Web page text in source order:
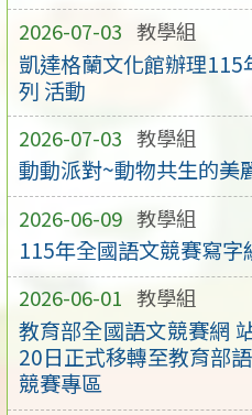
2026-07-03 教學組
凱達格蘭文化館辦理
列 活動
2026-07-03 教學組
動動派對~動物共生的美
2026-06-09 教學組
115年全國語文競賽寫字
2026-06-01 教學組
教育部全國語文競賽網
20日正式移轉至教育部
競賽專區